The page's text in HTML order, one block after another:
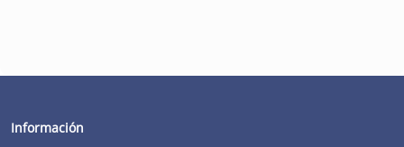
Información